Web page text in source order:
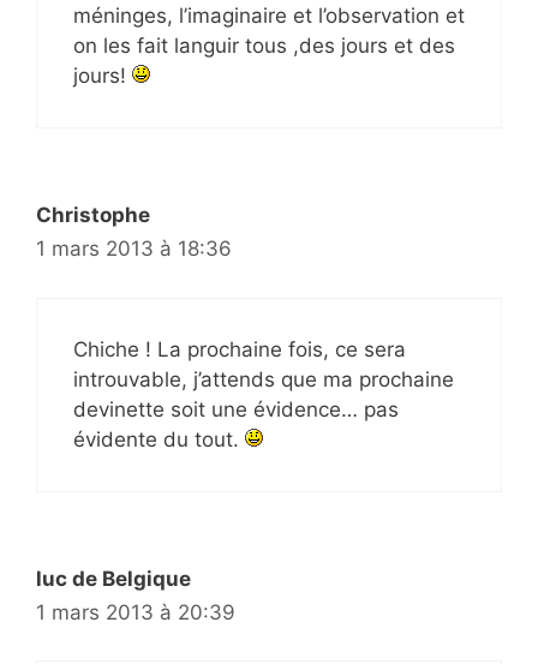
méninges, l’imaginaire et l’observation et
on les fait languir tous ,des jours et des
jours!
Christophe
1 mars 2013 à 18:36
Chiche ! La prochaine fois, ce sera
introuvable, j’attends que ma prochaine
devinette soit une évidence… pas
évidente du tout.
luc de Belgique
1 mars 2013 à 20:39